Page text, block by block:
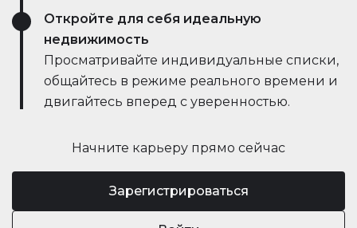
Начните карьеру прямо сейчас
Зарегистрироваться
Откройте для себя идеальную
недвижимость
Просматривайте индивидуальные списки,
общайтесь в режиме реального времени и
двигайтесь вперед с уверенностью.